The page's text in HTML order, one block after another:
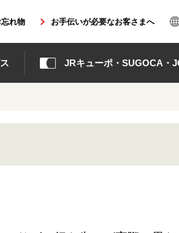
れ物 お手伝いが必要なお客さまへ
JRキューポ・SUGOCA・